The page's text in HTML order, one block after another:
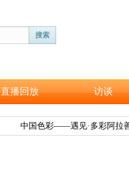
搜索
直播回放 访谈
中国色彩——遇见·多彩阿拉善